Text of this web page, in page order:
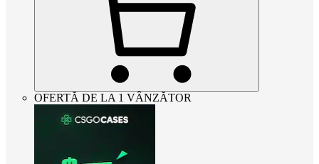
OFERTĂ DE LA 1 VÂNZĂTOR